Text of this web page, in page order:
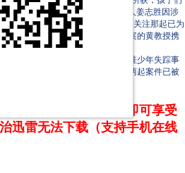
后的一天，风光无限的电视制作人姜志胜因涉
高气傲的他发 现当地的人们依然关注那起已为
早日翻身，姜志胜与一直关注此案的黄教授携
机……
的真实案件，该案件被称为“青蛙少年失踪事
少年的尸体于2002年发现。另外两起案件已被
声音》。
载器：点击下方链接 即可享受
迅雷无法下载（支持手机在线